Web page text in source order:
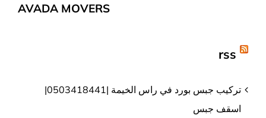
AVADA MOVERS
rss
تركيب جبس بورد في راس الخيمة |0503418441|
اسقف جبس